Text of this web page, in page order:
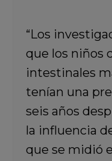
“Los
que los niños
intestinales
tenían una
seis años
la influencia
que se midió